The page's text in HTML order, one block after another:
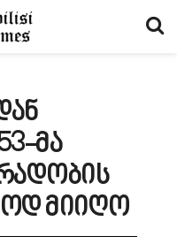
მა
მიიღო